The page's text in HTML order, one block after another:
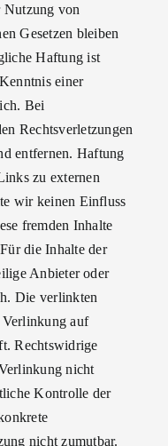
Nutzung von
Gesetzen bleiben
Haftung ist
einer
Bei
Rechtsverletzungen
entfernen. Haftung
zu externen
wir keinen Einfluss
fremden Inhalte
die Inhalte der
Anbieter oder
Die verlinkten
auf
Rechtswidrige
nicht
Kontrolle der
nicht zumutbar.